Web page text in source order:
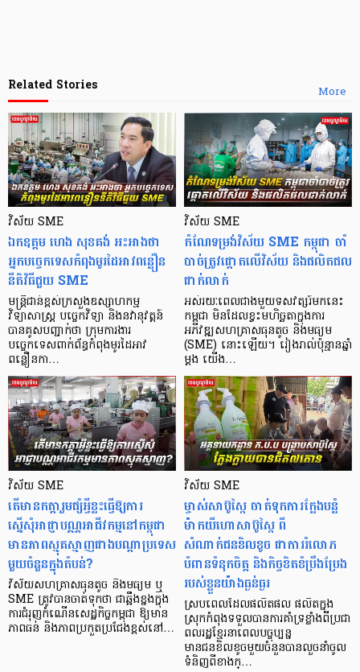
More
Related Stories
វិស័យ SME
ឯកឧត្តម ហេង សុខគង់​ អះអាងថា
អ្នកបច្ចេកទេសកំពុងមូរដៃអាវ​ពន្លឿន
នីតិវិធី​ជួយ SME
មន្ត្រីជាន់ខ្ពស់ក្រសួងឧស្សាហកម្ម
វិទ្យាសាស្ត្រ បច្ចេកវិទ្យា និងនវានុវត្តន៍
បានគូសបញ្ជាក់ថា ក្រុមការងារ
បច្ចេកទេសពាក់ព័ន្ធកំពុងមូរដៃអាវ
ពន្លឿនកា…
វិស័យ SME
កំណែទម្រង់វិស័យ SME កម្ពុជា ចាំ
បាច់ត្រូវផ្តោតលើវិស័យ និងផលិតផល
ជាក់លាក់
អស់រយៈពេលជាងមួយទសវត្សរ៍មកនេះ
កម្ពុជា មិនដែលខ្វះមហិច្ឆតាក្នុងការ
អភិវឌ្ឍសហគ្រាសធុនតូច និងមធ្យម
(SME) នោះឡើយ។ រៀងរាល់ប៉ុន្មានឆ្នាំ
ម្តង យើង…
វិស័យ SME
តើមានកត្តារួមផ្សំអ្វីខ្លះធ្វើឱ្យការ
ស្នើសុំអាជ្ញាបណ្ណអាជីវកម្មនៅកម្ពុជា
មានភាពស្មុគស្មាញជាងបណ្តាប្រទេស
មួយចំនួនក្នុងតំបន់?
វិស័យសហគ្រាសធុនតូច និងមធ្យម ឬ
SME ត្រូវបានចាត់ទុកថា ជាឆ្អឹងខ្នងក្នុង
ការជំរុញកំណើនសេដ្ឋកិច្ចកម្ពុជា ឱ្យមាន
ភាពធន់ និងភាពប្រកួតប្រជែងខ្ពស់នៅ…
វិស័យ SME
ម្ចាស់សាប៊ូស្ពៃ ចាត់ទុកការក្លែងបន្លំ
ម៉ាកយីហោសាប៊ូស្ពៃ ពី
សំណាក់ជនខិលខូច ជាការរំលោភ
បំពានទំនុកចិត្ត និងកិច្ចខិតខំប្រឹងប្រែង
របស់ខ្លួនយ៉ាងធ្ងន់ធ្ងរ
ស្របពេលដែលផលិតផល ផលិតក្នុង
ស្រុកកំពុងទទួលបានការគាំទ្រខ្លាំងពីប្រជា
ពលរដ្ឋខ្មែរនាពេលបច្ចុប្បន្ន
មានជនខិលខូចមួយចំនួនបានលួចនាំចូល
ទំនិញពីខាងក្…